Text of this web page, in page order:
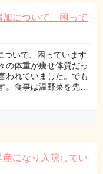
について、困って
ついて、困っています
の体重が痩せ体質だっ
われていました。でも
。食事は温野菜を先…
になり入院してい